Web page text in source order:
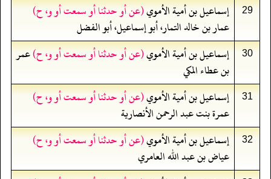
29 إسماعيل بن أمية الأموي(عن أو حدثنا أو سمعت أو و، ح)
عمار بن خالد التمار، أبو إسماعيل، أبو الفضل
30 إسماعيل بن أمية الأموي(عن أو حدثنا أو سمعت أو و، ح)عمر
بن عطاء المكي
31 إسماعيل بن أمية الأموي(عن أو حدثنا أو سمعت أو و، ح)
عمرة بنت عبد الرحمن الأنصارية
32 إسماعيل بن أمية الأموي(عن أو حدثنا أو سمعت أو و، ح)
عياض بن عبد الله العامري